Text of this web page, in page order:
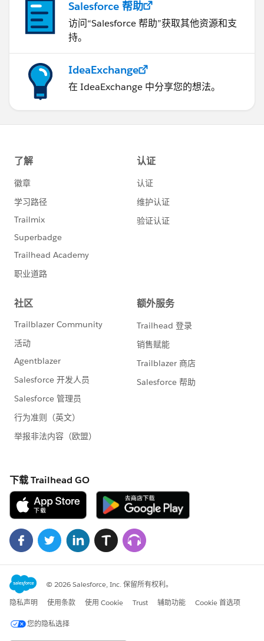
Salesforce 帮助
访问“Salesforce 帮助”获取其他资源和支
持。
IdeaExchange
在 IdeaExchange 中分享您的想法。